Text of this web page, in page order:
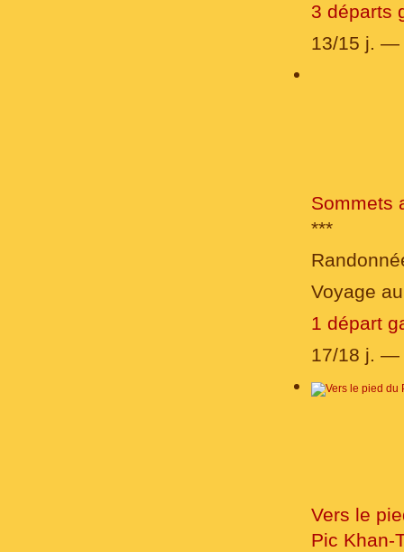
3 départs
13/15 j.
Sommets
***
Voyage
1 départ
17/18 j.
Vers le
Pic Khan-